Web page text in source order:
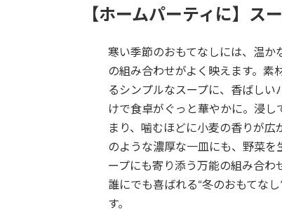
【ホームパーティに】ス
寒い季節のおもてなしには、温か
の組み合わせがよく映えます。素
るシンプルなスープに、香ばしい
けで食卓がぐっと華やかに。浸し
まり、噛むほどに小麦の香りが広
のような濃厚な一皿にも、野菜を
ープにも寄り添う万能の組み合わ
誰にでも喜ばれる“冬のおもてな
す。